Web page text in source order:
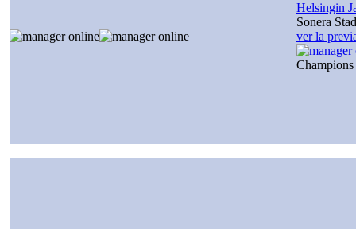
Helsingin
Sonera
ver la